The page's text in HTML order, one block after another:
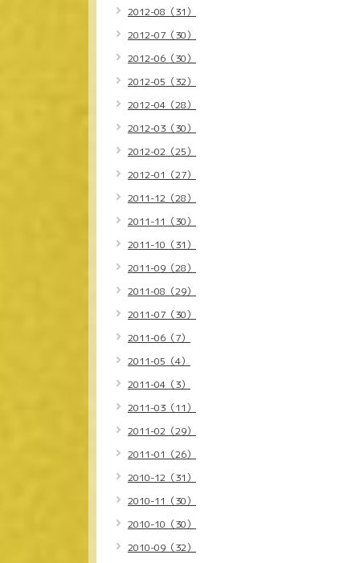
2012-08（31）
2012-07（30）
2012-06（30）
2012-05（32）
2012-04（28）
2012-03（30）
2012-02（25）
2012-01（27）
2011-12（28）
2011-11（30）
2011-10（31）
2011-09（28）
2011-08（29）
2011-07（30）
2011-06（7）
2011-05（4）
2011-04（3）
2011-03（11）
2011-02（29）
2011-01（26）
2010-12（31）
2010-11（30）
2010-10（30）
2010-09（32）